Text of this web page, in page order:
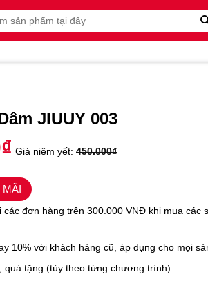
JIUUY 003
₫ Giá niêm yết: 450.000₫
MÃI
các đơn hàng trên 300.000 VNĐ khi mua các
10% với khách hàng cũ, áp dụng cho mọi
quà tặng (tùy theo từng chương trình).